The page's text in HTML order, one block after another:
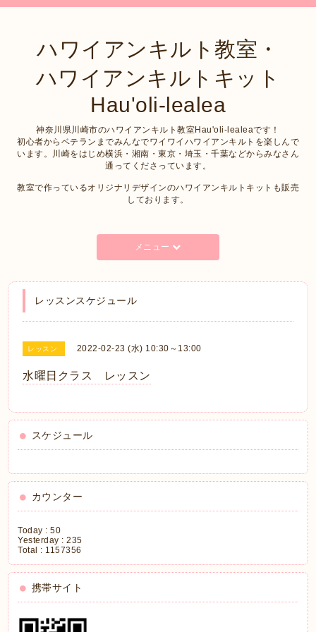
ハワイアンキルト教室・
ハワイアンキルトキット
Hau'oli-lealea
神奈川県川崎市のハワイアンキルト教室Hau'oli-lealeaです！
初心者からベテランまでみんなでワイワイハワイアンキルトを楽しんで
います。川崎をはじめ横浜・湘南・東京・埼玉・千葉などからみなさん
通ってくださっています。
教室で作っているオリジナリデザインのハワイアンキルトキットも販売
しております。
メニュー
レッスンスケジュール
レッスン 2022-02-23 (水) 10:30～13:00
水曜日クラス レッスン
スケジュール
カウンター
Today :50
Yesterday :235
Total : 1157356
携帯サイト